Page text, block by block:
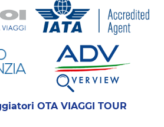
OTA VIAGGI TOUR